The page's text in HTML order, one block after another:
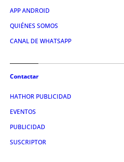
APP ANDROID
QUIÉNES SOMOS
CANAL DE WHATSAPP
Contactar
HATHOR PUBLICIDAD
EVENTOS
PUBLICIDAD
SUSCRIPTOR